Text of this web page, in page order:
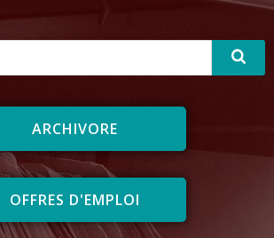
ARCHIVORE
OFFRES D'EMPLOI